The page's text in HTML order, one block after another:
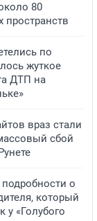
80
по
жуткое
ДТП на
враз стали
сбой
о
который
у «Голубого